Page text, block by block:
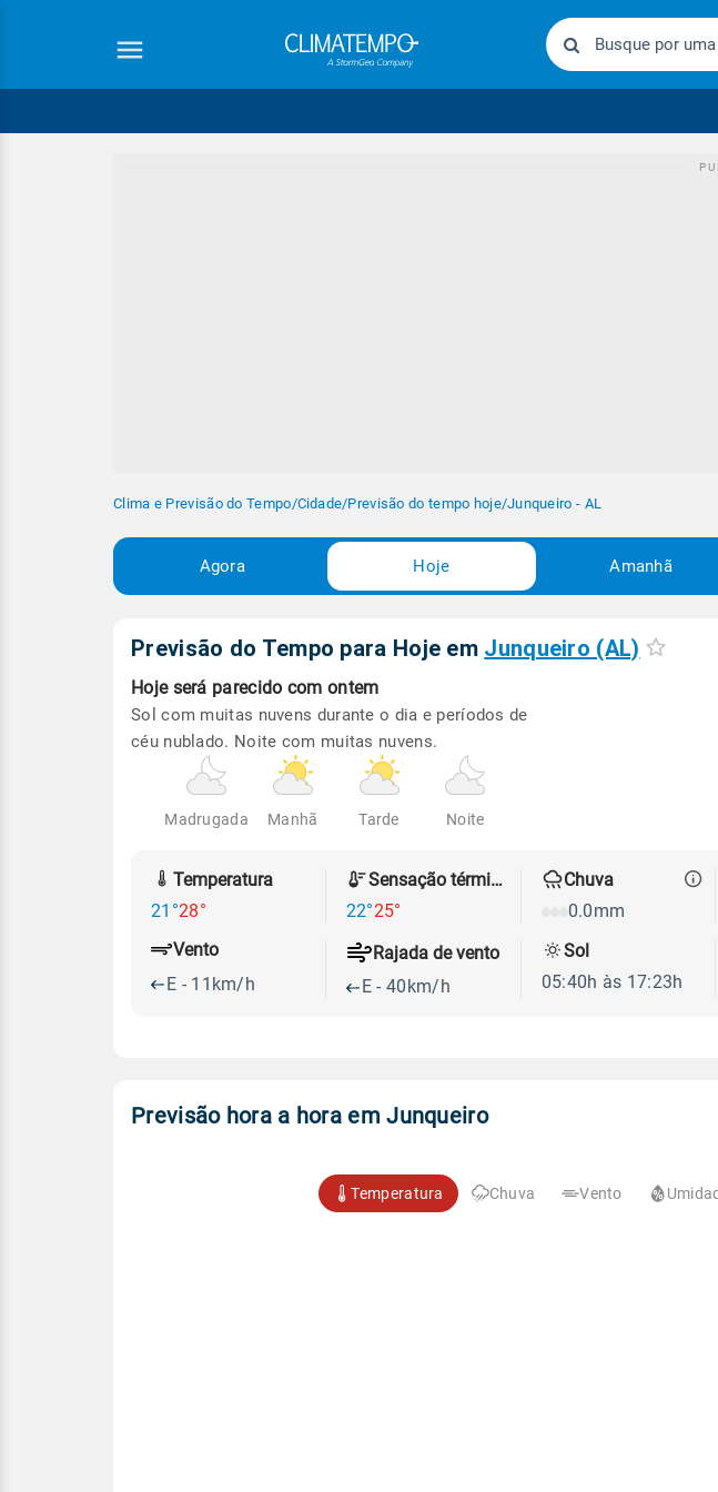
Clima e Previsão do Tempo/Cidade/Previsão do tempo hoje/Junqueiro - AL
Agora Hoje Amanhã
Previsão do Tempo para Hoje em Junqueiro (AL)
Hoje será parecido com ontem
Sol com muitas nuvens durante o dia e períodos de
céu nublado. Noite com muitas nuvens.
Madrugada Manhã Tarde Noite
Temperatura
21°28°
Sensação térmica
22°25°
Chuva
0.0mm
Vento
E - 11km/h
Rajada de vento
E - 40km/h
Sol
05:40h às 17:23h
Previsão hora a hora em Junqueiro
Temperatura Chuva Vento